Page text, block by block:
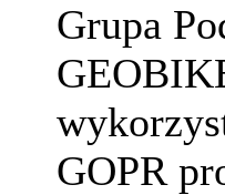
Grupa
GOPR